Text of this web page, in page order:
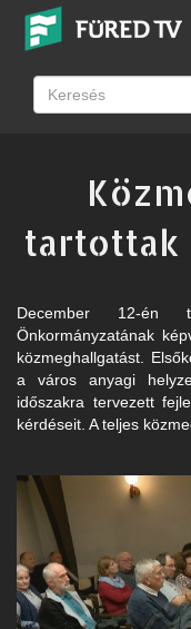
tartottak
December 12-én
Önkormányzatának
közmeghallgatást.
a város anyagi
időszakra tervezett
kérdéseit. A teljes